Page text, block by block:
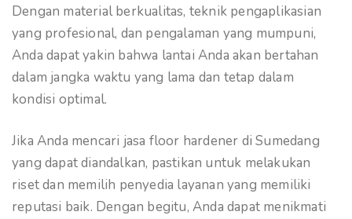
Dengan material berkualitas, teknik pengaplikasian
yang profesional, dan pengalaman yang mumpuni,
Anda dapat yakin bahwa lantai Anda akan bertahan
dalam jangka waktu yang lama dan tetap dalam
kondisi optimal.
Jika Anda mencari jasa floor hardener di Sumedang
yang dapat diandalkan, pastikan untuk melakukan
riset dan memilih penyedia layanan yang memiliki
reputasi baik. Dengan begitu, Anda dapat menikmati